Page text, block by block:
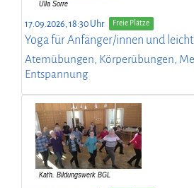
17.09.2026, 18:30 Uhr Freie Plätze
Yoga für Anfänger/innen und
Atemübungen, Körperübungen,
Entspannung